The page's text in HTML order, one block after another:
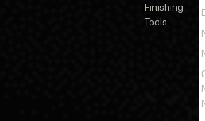
Finishing
Tools